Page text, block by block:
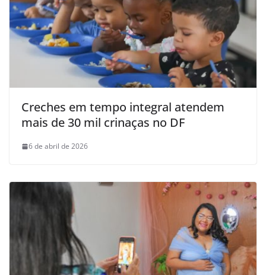
Creches em tempo integral atendem
mais de 30 mil crinaças no DF
6 de abril de 2026